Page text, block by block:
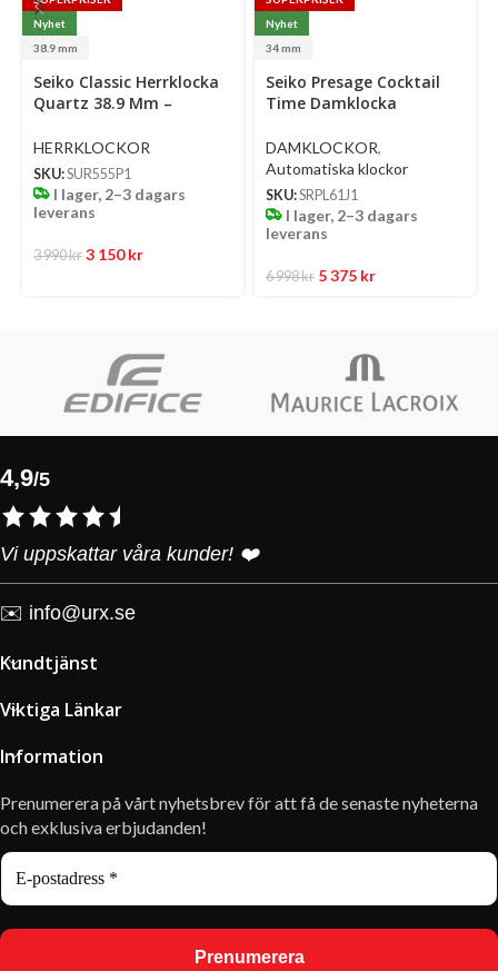
Nyhet
38.9 mm
Select
options
Seiko Classic Herrklocka
Quartz 38.9 Mm –
Urtavla Med Stållänk
HERRKLOCKOR
SKU:SUR555P1
I lager, 2–3 dagars
leverans
3 990kr 3 150kr
Nyhet
34 mm
Select
options
Seiko Presage Cocktail
Time Damklocka
Ljusblå Urtavla Med
Diamanter Och Stållänk
DAMKLOCKOR,
Automatiska klockor
SKU:SRPL61J1
I lager, 2–3 dagars
leverans
6 998kr 5 375 kr
4,9/5
Vi uppskattar våra kunder! ❤️
✉️ info@urx.se
Kundtjänst
Viktiga Länkar
Information
Prenumerera på vårt nyhetsbrev för att få de senaste nyheterna
och exklusiva erbjudanden!